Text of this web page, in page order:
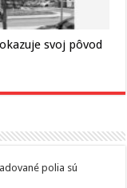
svoj pôvod
polia sú